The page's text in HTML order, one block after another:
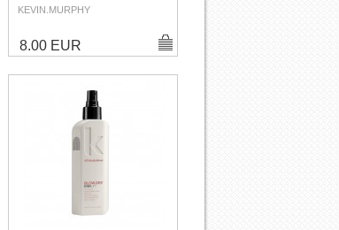
KEVIN.MURPHY
8.00 EUR